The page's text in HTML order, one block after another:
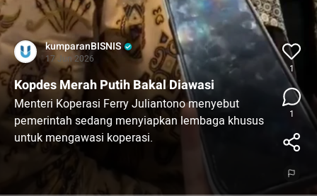
kumparanBISNIS
17 Jun 2026
Kopdes Merah Putih Bakal Diawasi
Menteri Koperasi Ferry Juliantono menyebut
pemerintah sedang menyiapkan lembaga khusus
untuk mengawasi koperasi.
1
1